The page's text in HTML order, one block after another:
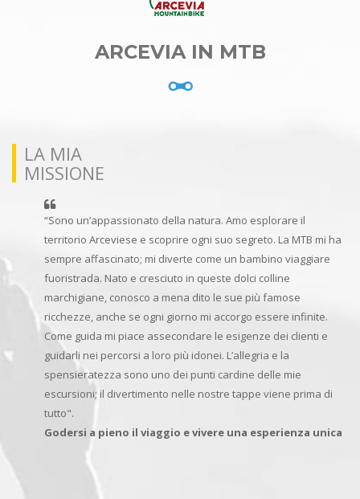
ARCEVIA IN MTB
LA MIA
MISSIONE
“Sono un’appassionato della natura. Amo esplorare il
territorio Arceviese e scoprire ogni suo segreto. La MTB mi ha
sempre affascinato; mi diverte come un bambino viaggiare
fuoristrada. Nato e cresciuto in queste dolci colline
marchigiane, conosco a mena dito le sue più famose
ricchezze, anche se ogni giorno mi accorgo essere infinite.
Come guida mi piace assecondare le esigenze dei clienti e
guidarli nei percorsi a loro più idonei. L’allegria e la
spensieratezza sono uno dei punti cardine delle mie
escursioni; il divertimento nelle nostre tappe viene prima di
tutto".
Godersi a pieno il viaggio e vivere una esperienza unica